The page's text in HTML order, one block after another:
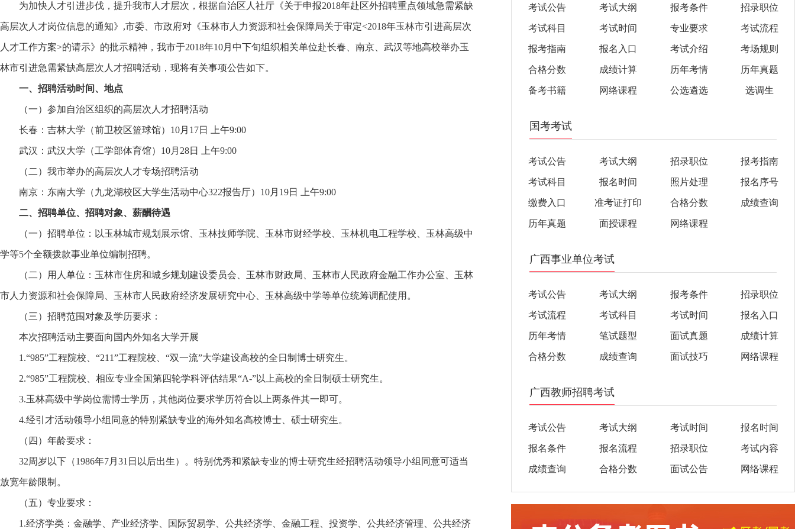
为加快人才引进步伐，提升我市人才层次，根据自治区人社厅《关于申报2018年赴区外招聘重点领域急需紧缺
高层次人才岗位信息的通知》,市委、市政府对《玉林市人力资源和社会保障局关于审定<2018年玉林市引进高层次
人才工作方案>的请示》的批示精神，我市于2018年10月中下旬组织相关单位赴长春、南京、武汉等地高校举办玉
林市引进急需紧缺高层次人才招聘活动，现将有关事项公告如下。
一、招聘活动时间、地点
（一）参加自治区组织的高层次人才招聘活动
长春：吉林大学（前卫校区篮球馆）10月17日 上午9:00
武汉：武汉大学（工学部体育馆）10月28日 上午9:00
（二）我市举办的高层次人才专场招聘活动
南京：东南大学（九龙湖校区大学生活动中心322报告厅）10月19日 上午9:00
二、招聘单位、招聘对象、薪酬待遇
（一）招聘单位：以玉林城市规划展示馆、玉林技师学院、玉林市财经学校、玉林机电工程学校、玉林高级中
学等5个全额拨款事业单位编制招聘。
（二）用人单位：玉林市住房和城乡规划建设委员会、玉林市财政局、玉林市人民政府金融工作办公室、玉林
市人力资源和社会保障局、玉林市人民政府经济发展研究中心、玉林高级中学等单位统筹调配使用。
（三）招聘范围对象及学历要求：
本次招聘活动主要面向国内外知名大学开展
1.“985”工程院校、“211”工程院校、“双一流”大学建设高校的全日制博士研究生。
2.“985”工程院校、相应专业全国第四轮学科评估结果“A-”以上高校的全日制硕士研究生。
3.玉林高级中学岗位需博士学历，其他岗位要求学历符合以上两条件其一即可。
4.经引才活动领导小组同意的特别紧缺专业的海外知名高校博士、硕士研究生。
（四）年龄要求：
32周岁以下（1986年7月31日以后出生）。特别优秀和紧缺专业的博士研究生经招聘活动领导小组同意可适当
放宽年龄限制。
（五）专业要求：
1.经济学类：金融学、产业经济学、国际贸易学、公共经济学、金融工程、投资学、公共经济管理、公共经济
考试公告 考试大纲 报考条件 招录职位
考试科目 考试时间 专业要求 考试流程
报考指南 报名入口 考试介绍 考场规则
合格分数 成绩计算 历年考情 历年真题
备考书籍 网络课程 公选遴选 选调生
国考考试
考试公告 考试大纲 招录职位 报考指南
考试科目 报名时间 照片处理 报名序号
缴费入口 准考证打印 合格分数 成绩查询
历年真题 面授课程 网络课程
广西事业单位考试
考试公告 考试大纲 报考条件 招录职位
考试流程 考试科目 考试时间 报名入口
历年考情 笔试题型 面试真题 成绩计算
合格分数 成绩查询 面试技巧 网络课程
广西教师招聘考试
考试公告 考试大纲 考试时间 报名时间
报名条件 报名流程 招录职位 考试内容
成绩查询 合格分数 面试公告 网络课程